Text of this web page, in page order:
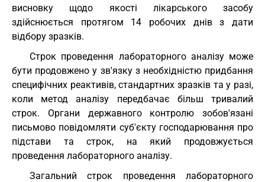
висновку щодо якості лікарського засобу
здійснюється протягом 14 робочих днів з дати
відбору зразків.
Строк проведення лабораторного аналізу може
бути продовжено у зв'язку з необхідністю придбання
специфічних реактивів, стандартних зразків та у разі,
коли метод аналізу передбачає більш тривалий
строк. Органи державного контролю зобов'язані
письмово повідомляти суб'єкту господарювання про
підстави та строк, на який продовжується
проведення лабораторного аналізу.
Загальний строк проведення лабораторного